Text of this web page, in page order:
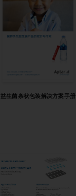
益生菌条状包装解决方案手册